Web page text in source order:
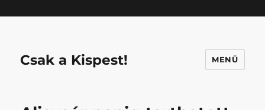
Csak a Kispest! MENÜ